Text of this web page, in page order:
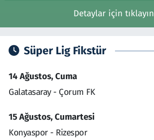
Detaylar için tıklayın
Süper Lig Fikstür
14 Ağustos, Cuma
Galatasaray - Çorum FK
15 Ağustos, Cumartesi
Konyaspor - Rizespor